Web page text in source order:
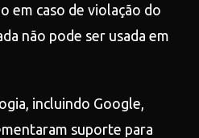
em caso de violação do
não pode ser usada em
incluindo Google,
suporte para